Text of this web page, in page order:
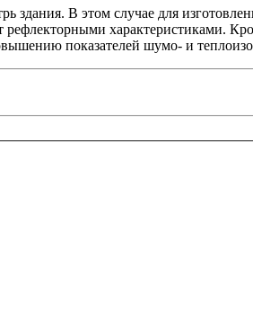
В этом случае для
характеристиками.
показателей шумо- и